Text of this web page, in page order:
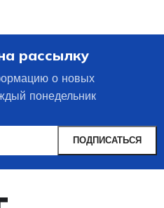
рассылку
о новых
понедельник